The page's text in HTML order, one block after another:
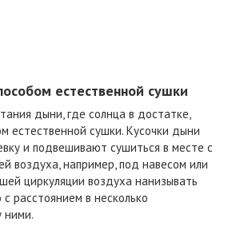
естественной сушки
дыни, где солнца в достатке,
естественной сушки. Кусочки дыни
и подвешивают сушиться в месте с
воздуха, например, под навесом или
циркуляции воздуха нанизывать
расстоянием в несколько
ними.